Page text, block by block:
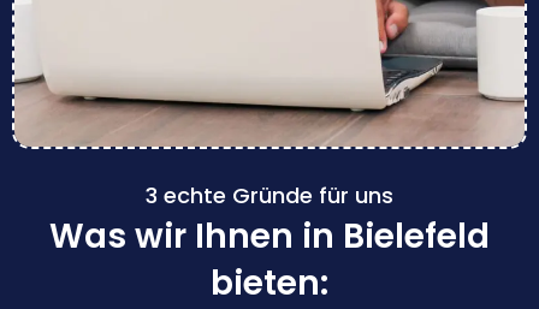
3 echte Gründe für uns
Was wir Ihnen in Bielefeld
bieten: